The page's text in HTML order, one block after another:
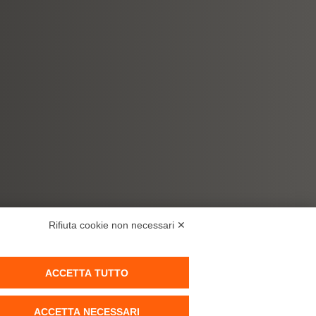
Rifiuta cookie non necessari ✕
ACCETTA TUTTO
ACCETTA NECESSARI